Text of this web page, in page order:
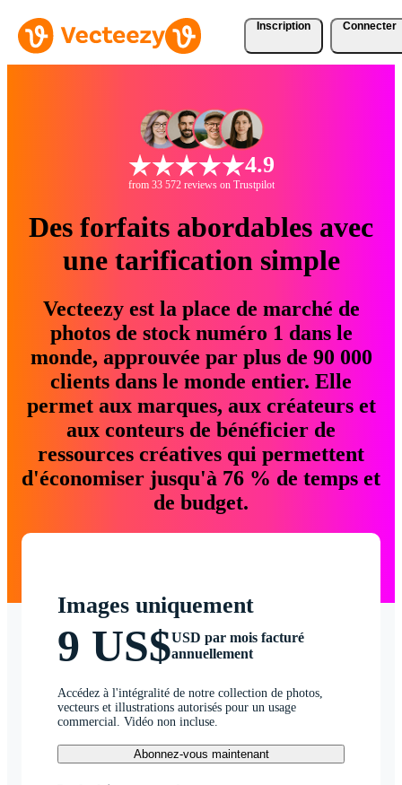
Inscription Connecter
4.9
from 33 572 reviews on Trustpilot
Des forfaits abordables avec
une tarification simple
Vecteezy est la place de marché de
photos de stock numéro 1 dans le
monde, approuvée par plus de 90 000
clients dans le monde entier. Elle
permet aux marques, aux créateurs et
aux conteurs de bénéficier de
ressources créatives qui permettent
d'économiser jusqu'à 76 % de temps et
de budget.
Images uniquement
9 US$USD par mois facturé
annuellement
Accédez à l'intégralité de notre collection de photos,
vecteurs et illustrations autorisés pour un usage
commercial. Vidéo non incluse.
Abonnez-vous maintenant